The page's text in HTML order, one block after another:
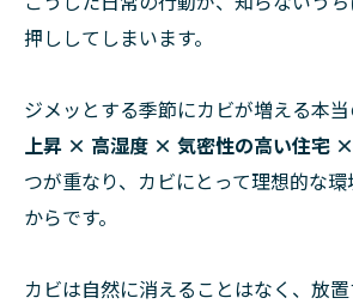
押ししてしまいます。
ジメッとする季節にカビが増える本当
上昇 × 高湿度 × 気密性の高い住宅 ×
つが重なり、カビにとって理想的な
からです。
カビは自然に消えることはなく、放